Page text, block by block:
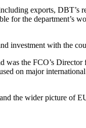
exports, DBT’s
for the department’s
investment with the
was the FCO’s
on major
the wider picture of